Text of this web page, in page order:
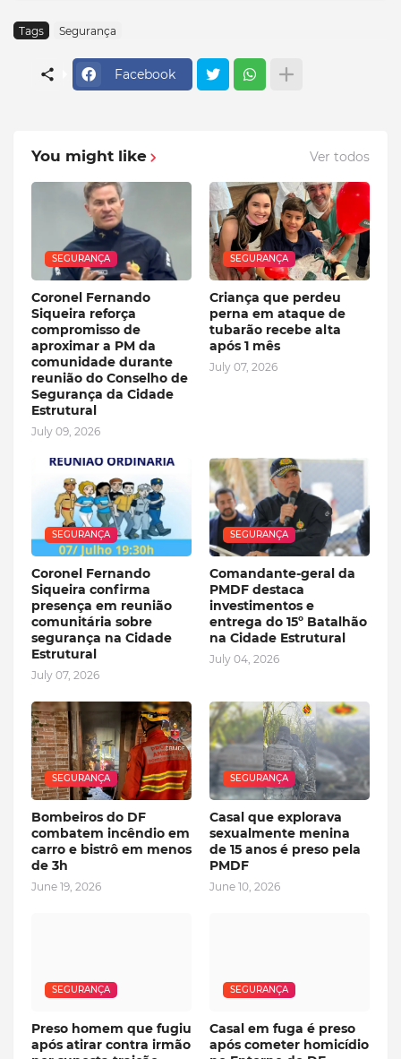
Tags Segurança
Facebook
You might like Ver todos
SEGURANÇA
Coronel Fernando
Siqueira reforça
compromisso de
aproximar a PM da
comunidade durante
reunião do Conselho de
Segurança da Cidade
Estrutural
July 09, 2026
SEGURANÇA
Criança que perdeu
perna em ataque de
tubarão recebe alta
após 1 mês
July 07, 2026
SEGURANÇA
Coronel Fernando
Siqueira confirma
presença em reunião
comunitária sobre
segurança na Cidade
Estrutural
July 07, 2026
SEGURANÇA
Comandante-geral da
PMDF destaca
investimentos e
entrega do 15º Batalhão
na Cidade Estrutural
July 04, 2026
SEGURANÇA
Bombeiros do DF
combatem incêndio em
carro e bistrô em menos
de 3h
June 19, 2026
SEGURANÇA
Casal que explorava
sexualmente menina
de 15 anos é preso pela
PMDF
June 10, 2026
SEGURANÇA
Preso homem que fugiu
após atirar contra irmão
SEGURANÇA
Casal em fuga é preso
após cometer homicídio